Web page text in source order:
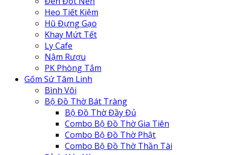
Heo Tiết Kiệm
Hũ Đựng Gạo
Khay Mứt Tết
Ly Cafe
Nậm Rượu
PK Phòng Tắm
Gốm Sứ Tâm Linh
Bình Vôi
Bộ Đồ Thờ Bát Tràng
Bộ Đồ Thờ Đầy Đủ
Combo Bộ Đồ Thờ Gia Tiên
Combo Bộ Đồ Thờ Phật
Combo Bộ Đồ Thờ Thần Tài